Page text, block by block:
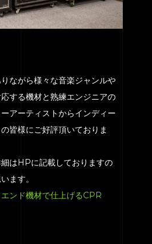
ながら様々な音楽ジャンルや
する機材と熟練エンジニアの
アーティストからインディー
皆様にご好評頂いておりま
はHPに記載しておりますの
ます。
ンド機材で仕上げるCPR